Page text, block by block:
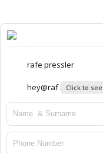
rafe pressler
hey@raf Click to see